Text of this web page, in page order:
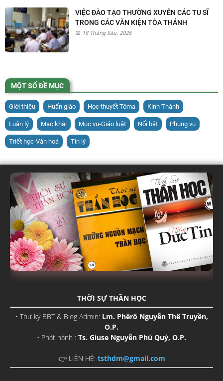
VIỆC ĐÀO TẠO THƯỜNG XUYÊN CÁC TU SĨ
TRONG CÁC VĂN KIỆN TÒA THÁNH
18 Tháng Sáu, 2026
MỘT SỐ ĐỀ MỤC
Giới thiệu Huấn giáo Học thuyết Tôma Kinh Thánh
Luân lý Mạc khải Mục vụ-Giáo luật Nổi bật Phụng vụ
Triết học-Văn hoá Tín lý
THỜI SỰ THẦN HỌC
• Thư ký BBT & Blog Admin: Lm. Phêrô Nguyễn Thế Truyền,
O.P.
• Phát hành : Ts. Giuse Nguyễn Phú Quý, O.P.
👉 LIÊN HỆ: tsthdm@gmail.com